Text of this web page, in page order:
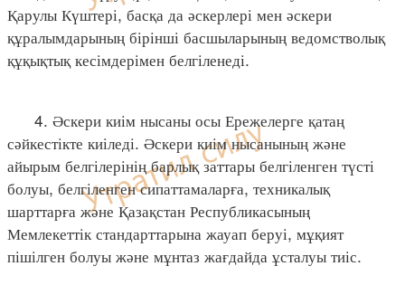
Қарулы Күштері, басқа да әскерлері мен әскери
құралымдарының бірінші басшыларының ведомстволық
құқықтық кесімдерімен белгіленеді.
4. Әскери киім нысаны осы Ережелерге қатаң
сәйкестікте киіледі. Әскери киім нысанының және
айырым белгілерінің барлық заттары белгіленген түсті
болуы, белгіленген сипаттамаларға, техникалық
шарттарға және Қазақстан Республикасының
Мемлекеттік стандарттарына жауап беруі, мұқият
пішілген болуы және мұнтаз жағдайда ұсталуы тиіс.